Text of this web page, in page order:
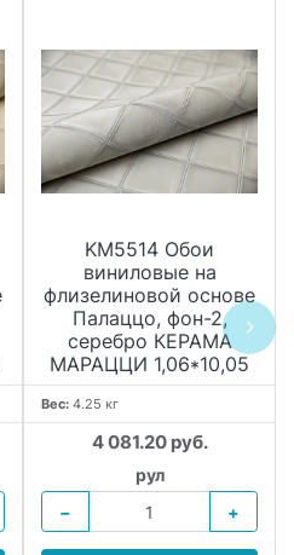
KM5514 Обои
виниловые на
флизелиновой основе
Палаццо, фон-2,
серебро КЕРАМА
МАРАЦЦИ 1,06*10,05
Вес: 4.25 кг
4 081.20 руб.
рул
−
+